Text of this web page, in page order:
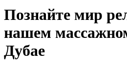
Познайте мир
нашем
Дубае